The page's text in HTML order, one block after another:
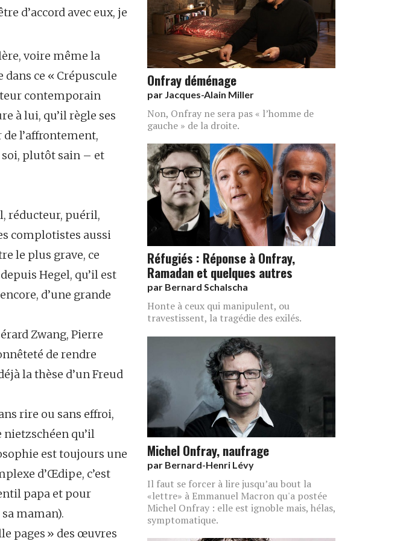
d’accord avec eux, je
voire même la
ce « Crépuscule
contemporain
à lui, qu’il règle ses
l’affrontement,
soi, plutôt sain – et
réducteur, puéril,
complotistes aussi
le plus grave, ce
Hegel, qu’il est
d’une grande
Zwang, Pierre
de rendre
la thèse d’un Freud
rire ou sans effroi,
qu’il
est toujours une
d’Œdipe, c’est
papa et pour
maman).
pages » des œuvres
Onfray déménage
par Jacques-Alain Miller
Non, Onfray ne sera pas « l’homme de
gauche » de la droite.
Réfugiés : Réponse à Onfray,
Ramadan et quelques autres
par Bernard Schalscha
Honte à ceux qui manipulent, ou
travestissent, la tragédie des exilés.
Michel Onfray, naufrage
par Bernard-Henri Lévy
Il faut se forcer à lire jusqu’au bout la
«lettre» à Emmanuel Macron qu'a postée
Michel Onfray : elle est ignoble mais, hélas,
symptomatique.